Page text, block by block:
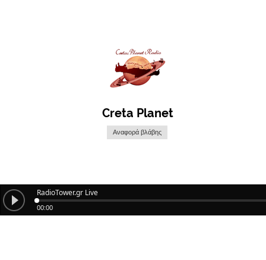
Creta Planet
Αναφορά βλάβης
RadioTower.gr Live
00:00